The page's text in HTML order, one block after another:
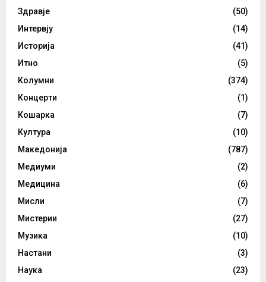
Здравје
(50)
Интервју
(14)
Историја
(41)
Итно
(5)
Колумни
(374)
Концерти
(1)
Кошарка
(7)
Култура
(10)
Македонија
(787)
Медиуми
(2)
Медицина
(6)
Мисли
(7)
Мистерии
(27)
Музика
(10)
Настани
(3)
Наука
(23)